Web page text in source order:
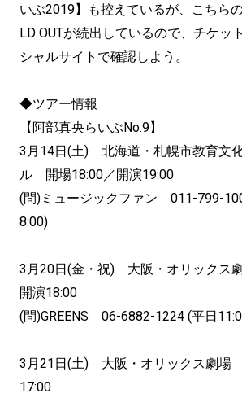
いぶ2019】も控えているが、こちら
LD OUTが続出しているので、チケッ
シャルサイトで確認しよう。
◆ツアー情報
【阿部真央らいぶNo.9】
3月14日(土) 北海道・札幌市教育文
ル 開場18:00／開演19:00
(問)ミュージックファン 011-799-
8:00)
3月20日(金・祝) 大阪・オリックス
開演18:00
(問)GREENS 06-6882-1224 (平日
3月21日(土) 大阪・オリックス劇場
17:00